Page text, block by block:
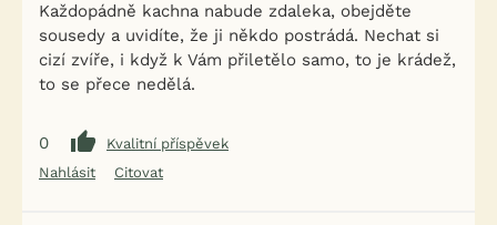
Každopádně kachna nabude zdaleka, obejděte
sousedy a uvidíte, že ji někdo postrádá. Nechat si
cizí zvíře, i když k Vám přiletělo samo, to je krádež,
to se přece nedělá.
0
Kvalitní příspěvek
Nahlásit
Citovat